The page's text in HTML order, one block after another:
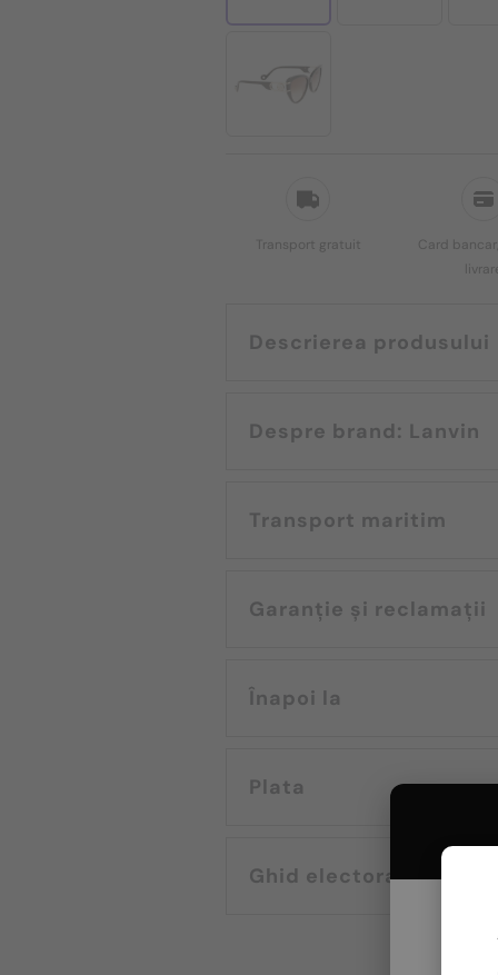
Transport gratuit
Card
Descrierea produsului
Despre brand: Lanvin
Transport maritim
Garanție și reclamații
Înapoi la
Plata
Ghid electoral